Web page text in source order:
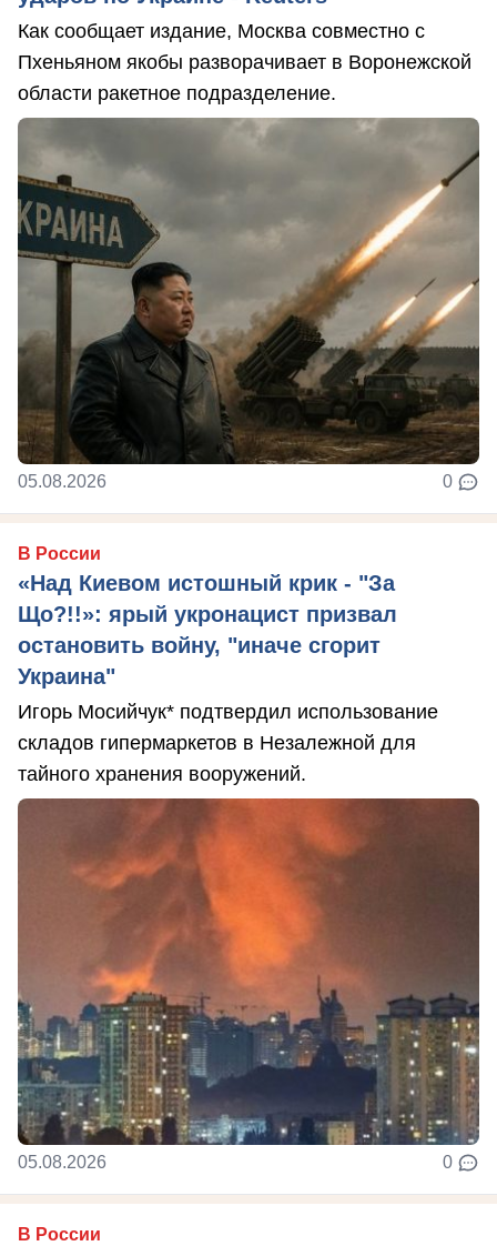
Как сообщает издание, Москва совместно с
Пхеньяном якобы разворачивает в Воронежской
области ракетное подразделение.
05.08.2026 0
В России
«Над Киевом истошный крик - "За
Що?!!»: ярый укронацист призвал
остановить войну, "иначе сгорит
Украина"
Игорь Мосийчук* подтвердил использование
складов гипермаркетов в Незалежной для
тайного хранения вооружений.
05.08.2026 0
В России